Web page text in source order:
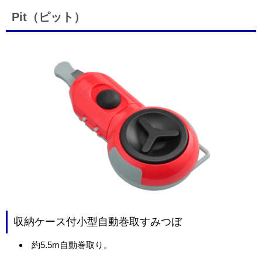
Pit（ピット）
収納ケース付小型自動巻取すみつぼ
約5.5m自動巻取り。